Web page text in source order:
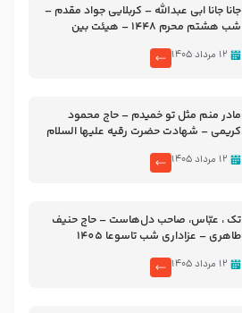
جانا جانا ابی عبدالله – کربلایی جواد مقدم –
شب هشتم محرم 1448 – هیئت بین
۱۲ مرداد ۱۴۰۵
مادر منم مثل تو خمیدم – حاج محمود
کریمی – شهادت حضرت رقیه علیها السلام
۱۲ مرداد ۱۴۰۵
تک ، عبّاس، صاحب دل‌هاست – حاج حنیف
طاهری – عزاداری شب تاسوعا 1405
۱۲ مرداد ۱۴۰۵